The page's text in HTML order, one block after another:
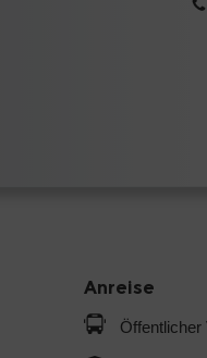
Anreise
Öffentlicher